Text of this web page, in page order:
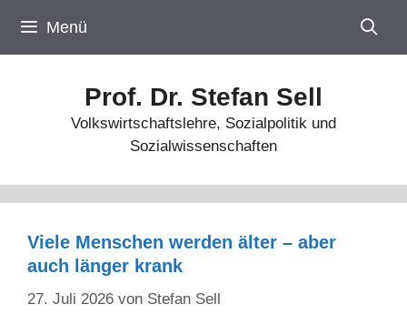
Inhalt
springen
Menü
Prof. Dr. Stefan Sell
Volkswirtschaftslehre, Sozialpolitik und
Sozialwissenschaften
Viele Menschen werden älter – aber
auch länger krank
27. Juli 2026 von Stefan Sell